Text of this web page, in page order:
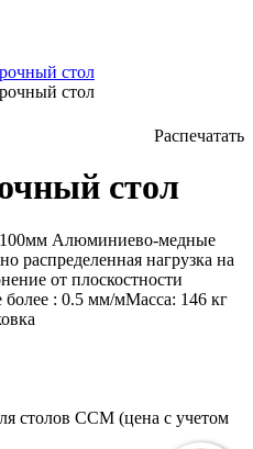
Распечатать
стол
Алюминиево-медные
распределенная нагрузка на
от плоскостности
более : 0.5 мм/мМасса: 146 кг
столов ССМ (цена с учетом